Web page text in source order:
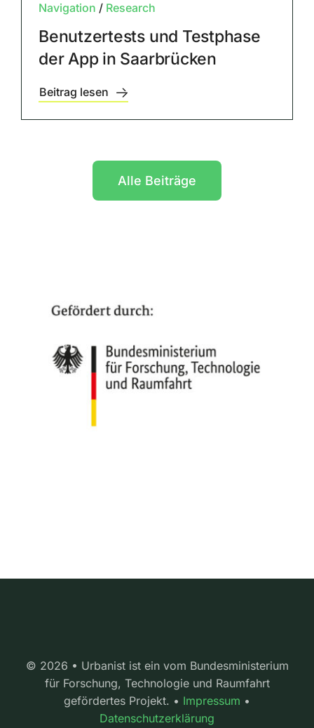
Navigation / Research
Benutzertests und Testphase
der App in Saarbrücken
Beitrag lesen
Alle Beiträge
© 2026 • Urbanist ist ein vom Bundesministerium
für Forschung, Technologie und Raumfahrt
gefördertes Projekt. • Impressum •
Datenschutzerklärung